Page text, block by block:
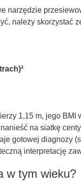
narzędzie
należy skorzystać
1,15 m, jego
na siatkę
gotowej diagnozy
interpretację
w tym wieku?